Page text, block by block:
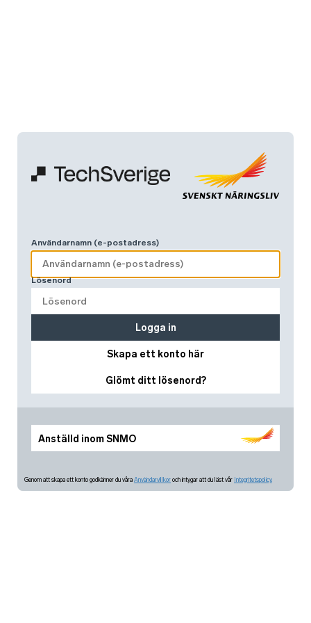
Anställd inom SNMO
Användarnamn (e-postadress)
Lösenord
Skapa ett konto här
Glömt ditt lösenord?
Logga in
Genom att skapa ett konto godkänner du våra Användarvillkor och intygar att du läst vår Integritetspolicy.